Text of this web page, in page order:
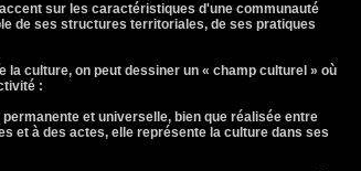
sur les caractéristiques d'une communauté
de ses structures territoriales, de ses pratiques
culture, on peut dessiner un « champ culturel » où
:
et universelle, bien que réalisée entre
et à des actes, elle représente la culture dans ses